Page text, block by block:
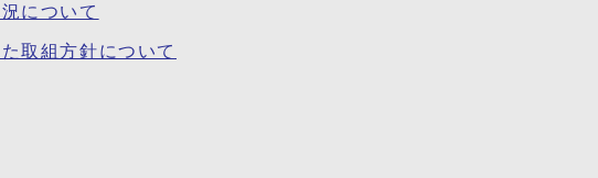
について
取組方針について